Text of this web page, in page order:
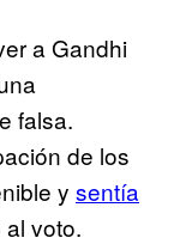
a Gandhi
falsa.
de los
y sentía
voto.